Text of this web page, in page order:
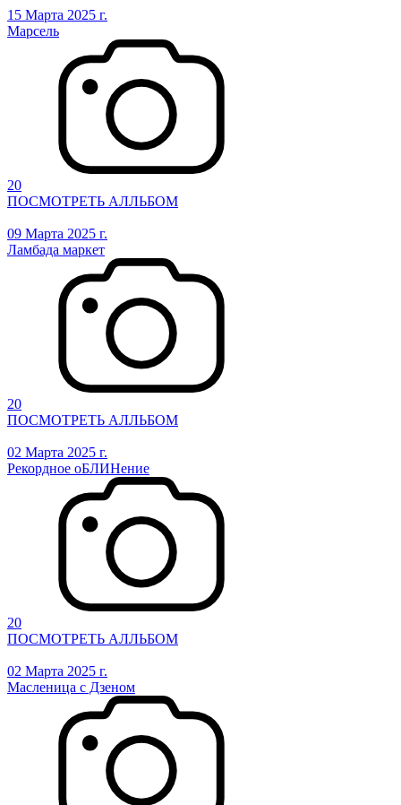
15 Марта 2025 г.
Марсель
20
ПОСМОТРЕТЬ АЛЛЬБОМ
09 Марта 2025 г.
Ламбада маркет
20
ПОСМОТРЕТЬ АЛЛЬБОМ
02 Марта 2025 г.
Рекордное оБЛИНение
20
ПОСМОТРЕТЬ АЛЛЬБОМ
02 Марта 2025 г.
Масленица с Дзеном